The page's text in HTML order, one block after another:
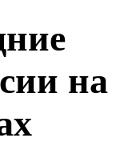
на